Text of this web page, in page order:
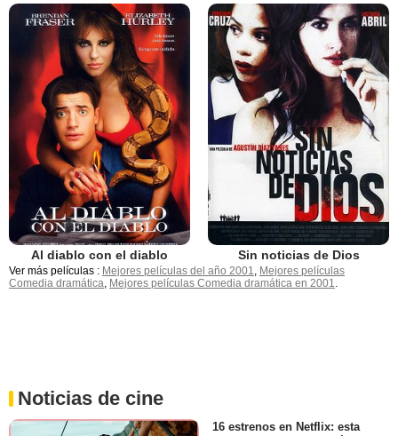
Al diablo con el diablo Sin noticias de Dios
Ver más películas : Mejores películas del año 2001
Mejores películas
Comedia dramática Mejores películas Comedia dramática en 2001
Noticias de cine
16 estrenos en Netflix: esta